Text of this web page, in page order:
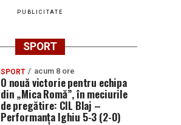
PUBLICITATE
SPORT
SPORT acum 8 ore
O nouă victorie pentru echipa
din „Mica Romă”, în meciurile
de pregătire: CIL Blaj –
Performanța Ighiu 5-3 (2-0)